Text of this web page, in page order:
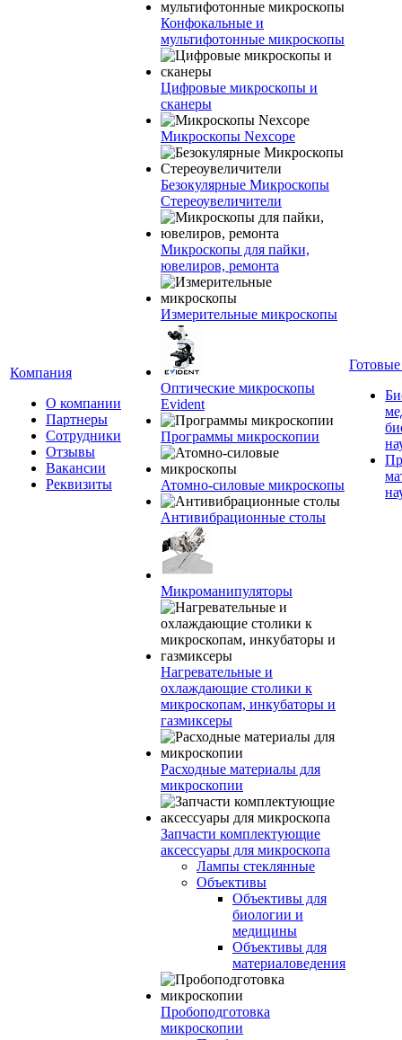
Компания
О компании
Партнеры
Сотрудники
Отзывы
Вакансии
Реквизиты
Конфокальные и
мультифотонные микроскопы
Цифровые микроскопы и
сканеры
Микроскопы Nexcope
Безокулярные Микроскопы
Стереоувеличители
Микроскопы для пайки,
ювелиров, ремонта
Измерительные микроскопы
Оптические микроскопы
Evident
Программы микроскопии
Атомно-силовые микроскопы
Антивибрационные столы
Микроманипуляторы
Нагревательные и
охлаждающие столики к
микроскопам, инкубаторы и
газмиксеры
Расходные материалы для
микроскопии
Запчасти комплектующие
аксессуары для микроскопа
Лампы стеклянные
Объективы
Объективы для
биологии и
медицины
Объективы для
материаловедения
Пробоподготовка
микроскопии